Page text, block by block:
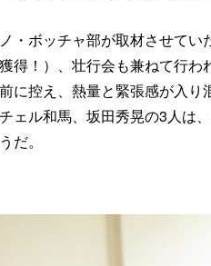
・ボッチャ部が取材させて
得！）、壮行会も兼ねて行
に控え、熱量と緊張感が入り
ェル和馬、坂田秀晃の3人は
だ。